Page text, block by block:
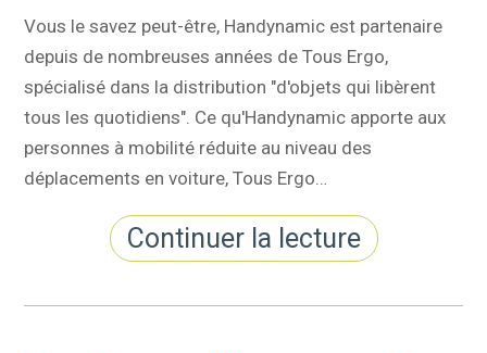
Vous le savez peut-être, Handynamic est partenaire
depuis de nombreuses années de Tous Ergo,
spécialisé dans la distribution "d'objets qui libèrent
tous les quotidiens". Ce qu'Handynamic apporte aux
personnes à mobilité réduite au niveau des
déplacements en voiture, Tous Ergo…
Continuer la lecture